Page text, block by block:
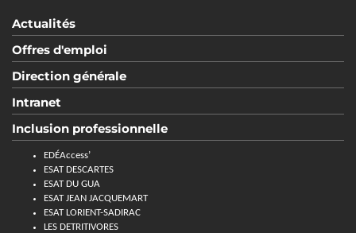
Actualités
Offres d'emploi
Direction générale
Intranet
Inclusion professionnelle
EDÉAccess’
ESAT DESCARTES
ESAT DU GUA
ESAT JEAN JACQUEMART
ESAT LORIENT-SADIRAC
LES DETRITIVORES